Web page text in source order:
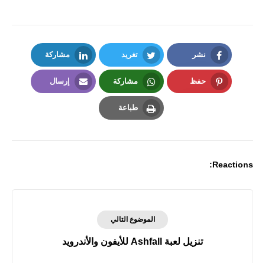
نشر
Facebook
تغريد
Twitter
مشاركة
LinkedIn
حفظ مشاركة
Whatsapp
إرسال
طباعة
Reactions:
الموضوع التالي
تنزيل لعبة Ashfall للأيفون والأندرويد